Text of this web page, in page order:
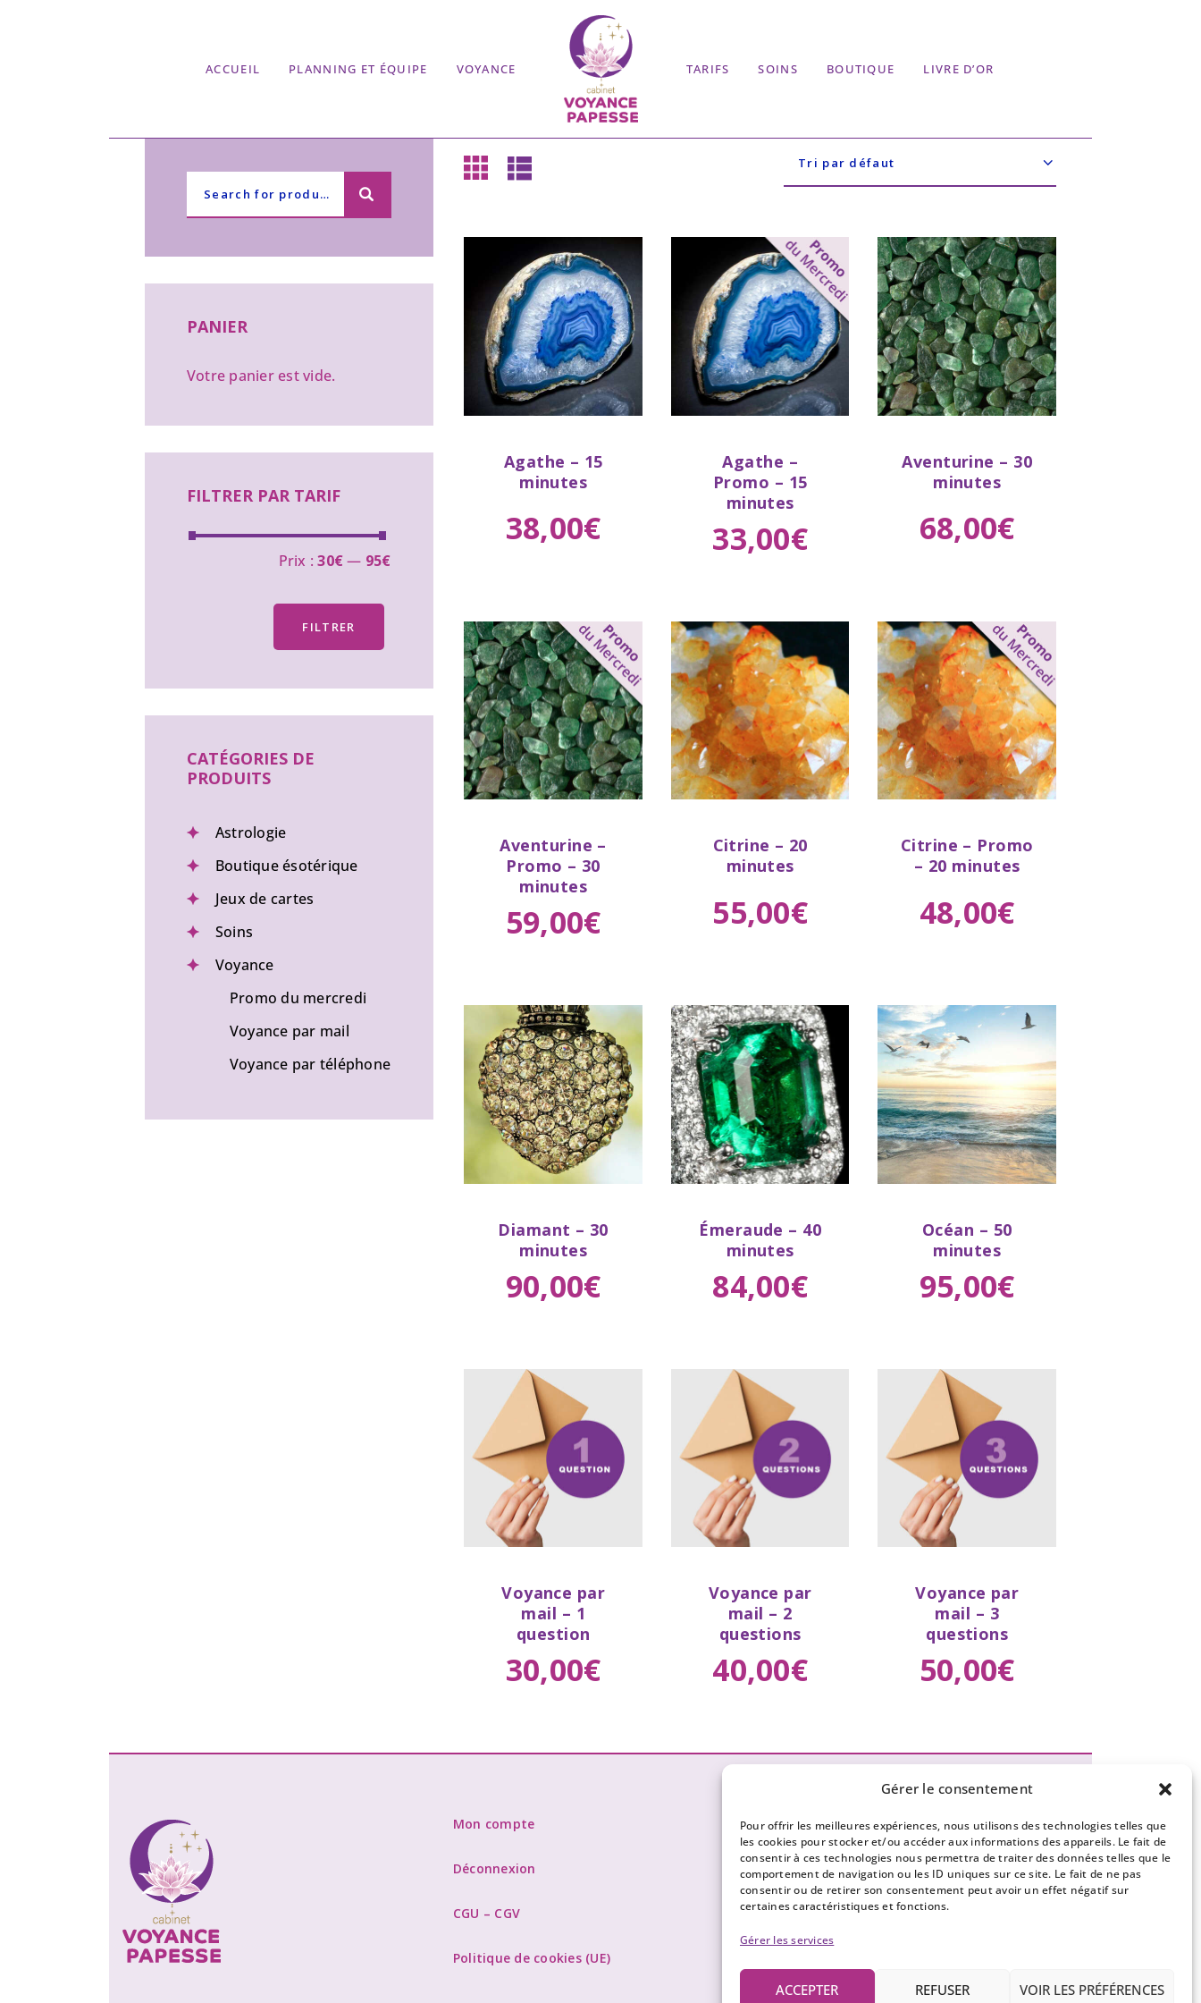
Gérer le consentement
Pour offrir les meilleures expériences, nous utilisons des technologies telles que
les cookies pour stocker et/ou accéder aux informations des appareils. Le fait de
consentir à ces technologies nous permettra de traiter des données telles que le
comportement de navigation ou les ID uniques sur ce site. Le fait de ne pas
consentir ou de retirer son consentement peut avoir un effet négatif sur
certaines caractéristiques et fonctions.
Gérer les services
ACCEPTER REFUSER VOIR LES PRÉFÉRENCES
ACCUEIL PLANNING ET ÉQUIPE VOYANCE TARIFS SOINS BOUTIQUE LIVRE D’OR
now
Details
Agathe – 15
minutes
38,00€
now
Details
Agathe –
Promo – 15
minutes
33,00€
now
Details
Aventurine – 30
minutes
68,00€
now
Details
Aventurine –
Promo – 30
minutes
59,00€
Buy
now
Details
Citrine – 20
minutes
55,00€
Buy
now
Details
Citrine – Promo
– 20 minutes
48,00€
Buy
now
Details
Diamant – 30
minutes
90,00€
now
Details
Émeraude – 40
minutes
84,00€
now
Details
Océan – 50
minutes
95,00€
now
Details
Voyance par
mail – 1
question
30,00€
now
Details
Voyance par
mail – 2
questions
40,00€
now
Details
Voyance par
mail – 3
questions
50,00€
PANIER
Votre panier est vide.
FILTRER PAR TARIF
FILTRER
Prix :30€— 95€
CATÉGORIES DE
PRODUITS
Astrologie
Boutique ésotérique
Jeux de cartes
Soins
Voyance
Promo du mercredi
Voyance par mail
Voyance par téléphone
Mon compte
Déconnexion
CGU – CGV
Politique de cookies (UE)
Newsletter
Abonnez-vous pour recevoir notre newsletter
et les agendas de nos voyants